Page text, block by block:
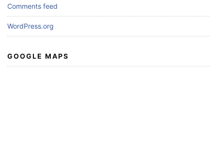
Comments feed
WordPress.org
GOOGLE MAPS